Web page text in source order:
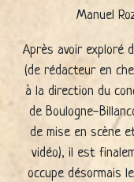
Manuel
Après avoir exploré
(de rédacteur en
à la direction du
de Boulogne-
de mise en scène
vidéo), il est
occupe désormais